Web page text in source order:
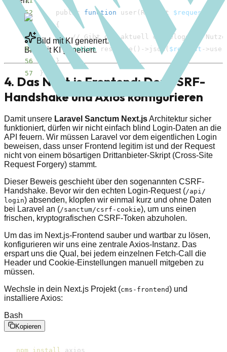
52
    public
function user ( Request $request
53
{
54
55
return response ( ) - > json( $request - >user
56
}
57
}
Bild mit KI generiert.
Bild mit KI generiert.
4. Das Next.js Frontend: Der CSRF-
Handshake und Axios konfigurieren
Damit unsere Laravel Sanctum Next.jsArchitektur sicher
funktioniert, dürfen wir nicht einfach blind Login-Daten an die
API feuern. Wir müssen Laravel vor dem eigentlichen Login
beweisen, dass unser Frontend legitim ist und der Request
nicht von einem bösartigen Drittanbieter-Skript (Cross-Site
Request Forgery) stammt.
Dieser Beweis geschieht über den sogenannten CSRF-
Handshake. Bevor wir den echten Login-Request (/​api/​
login) absenden, klopfen wir einmal kurz und ohne Daten
bei Laravel an (/​sanctum/​csrf-cookie), um uns einen
frischen, kryptografischen CSRF-Token abzuholen.
Um das im Next.js-Frontend sauber und wartbar zu lösen,
konfigurieren wir uns eine zentrale Axios-Instanz. Das
erspart uns die Qual, bei jedem einzelnen Fetch-Call die
Header und Cookie-Einstellungen manuell mitgeben zu
müssen.
Wechsle in dein Next.js Projekt (cms-frontend) und
installiere Axios:
Bash
Kopieren
npm install axios